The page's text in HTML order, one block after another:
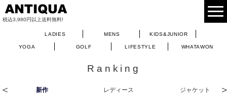
税込3,980円以上送料無料!
LADIES MENS KIDS&JUNIOR
YOGA GOLF LIFESTYLE WHATAWON
Ranking
新作 レディース ジャケット